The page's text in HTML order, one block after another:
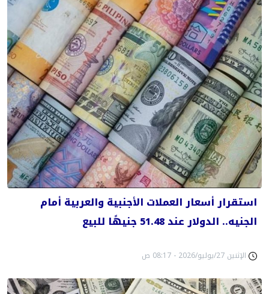
استقرار أسعار العملات الأجنبية والعربية أمام
الجنيه.. الدولار عند 51.48 جنيهًا للبيع
الإثنين 27/يوليو/2026 - 08:17 ص